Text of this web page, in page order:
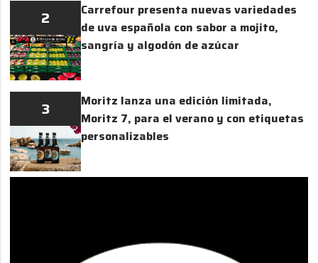
2
Carrefour presenta nuevas variedades
de uva española con sabor a mojito,
sangría y algodón de azúcar
3
Moritz lanza una edición limitada,
Moritz 7, para el verano y con etiquetas
personalizables